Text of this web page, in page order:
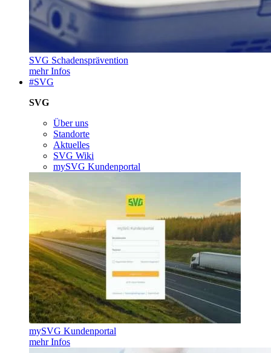
SVG Schadensprävention
mehr Infos
#SVG
SVG
Über uns
Standorte
Aktuelles
SVG Wiki
mySVG Kundenportal
mySVG Kundenportal
mehr Infos